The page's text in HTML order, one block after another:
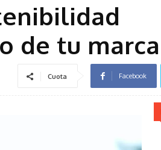
de tu marca
Cuota Facebook